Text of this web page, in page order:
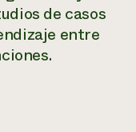
de casos
entre